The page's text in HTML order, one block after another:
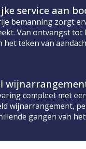
service aan
bemanning zorgt
Van ontvangst tot
het teken van
compleet met
wijnarrangement,
gangen van